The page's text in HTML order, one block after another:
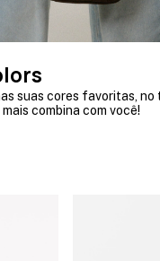
suas cores favoritas, no
combina com você!